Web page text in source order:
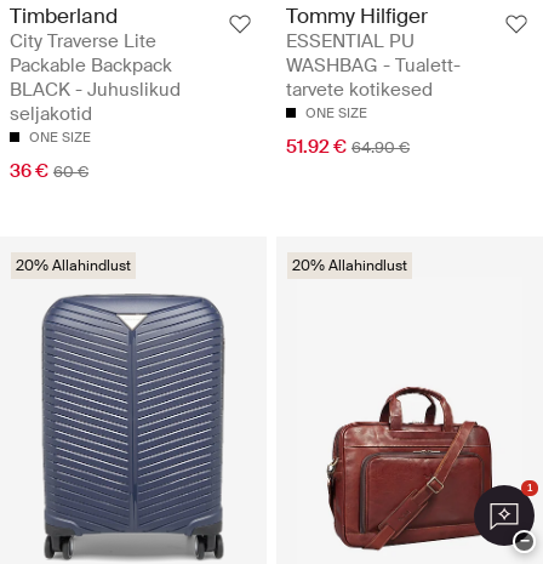
Timberland
City Traverse Lite
Packable Backpack
BLACK - Juhuslikud
seljakotid
ONE SIZE
36 € 60 €
Tommy Hilfiger
ESSENTIAL PU
WASHBAG - Tualett-
tarvete kotikesed
ONE SIZE
51.92 € 64.90 €
20% Allahindlust 20% Allahindlust
1
−